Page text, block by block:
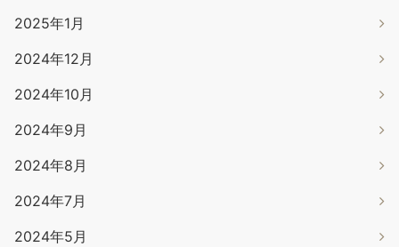
2025年1月
2024年12月
2024年10月
2024年9月
2024年8月
2024年7月
2024年5月